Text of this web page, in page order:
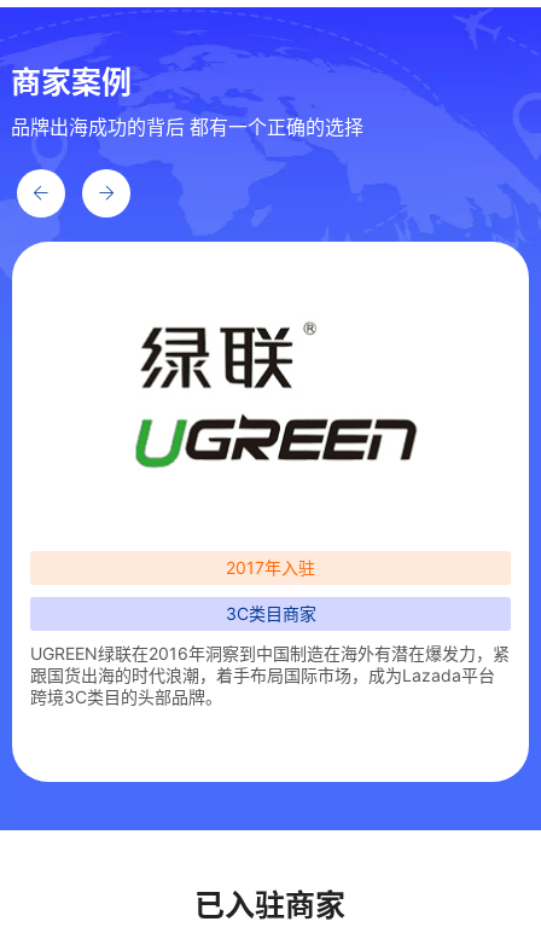
商家案例
品牌出海成功的背后 都有一个正确的选择
2017年入驻
3C类目商家
UGREEN绿联在2016年洞察到中国制造在海外有潜在爆发力，紧
跟国货出海的时代浪潮，着手布局国际市场，成为Lazada平台
跨境3C类目的头部品牌。
已入驻商家